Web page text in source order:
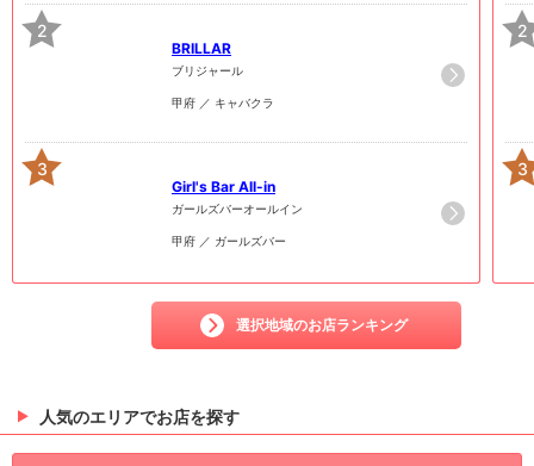
2
BRILLAR
ブリジャール
甲府 ／ キャバクラ
3
Girl's Bar All-in
ガールズバーオールイン
甲府 ／ ガールズバー
選択地域のお店ランキング
2
3
人気のエリアでお店を探す